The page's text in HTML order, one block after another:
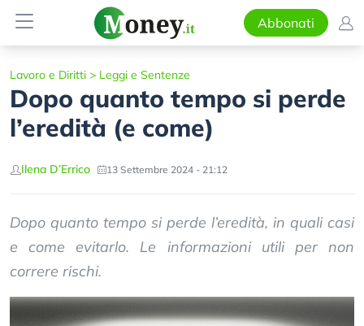
Abbonati
Lavoro e Diritti > Leggi e Sentenze
Dopo quanto tempo si perde
l’eredità (e come)
Ilena D’Errico 13 Settembre 2024 - 21:12
Dopo quanto tempo si perde l’eredità, in quali casi
e come evitarlo. Le informazioni utili per non
correre rischi.